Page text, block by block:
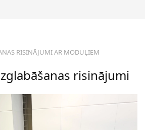
RISINĀJUMI AR MODUĻIEM
risinājumi